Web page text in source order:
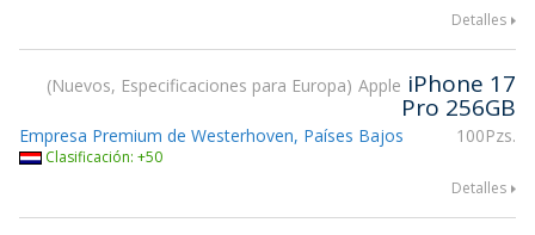
Detalles
Nuevos, Especificaciones para Europa Apple iPhone 17
Pro 256GB
100Pzs.
Empresa Premium de Westerhoven, Países Bajos
Clasificación: +50
Detalles